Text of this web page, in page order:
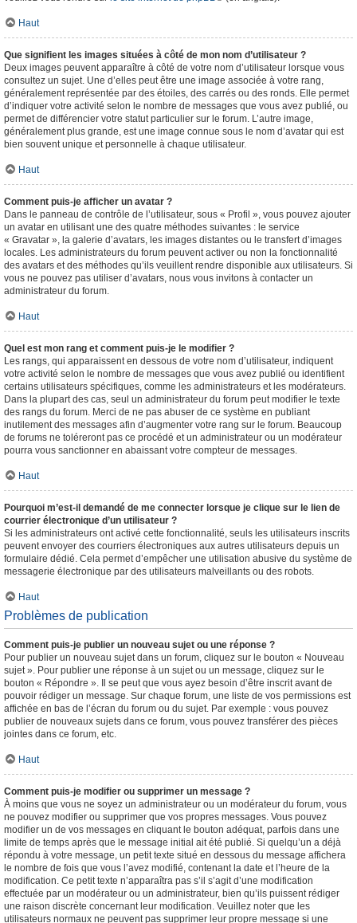
Haut
Que signifient les images situées à côté de mon nom d’utilisateur ?
Deux images peuvent apparaître à côté de votre nom d’utilisateur lorsque vous
consultez un sujet. Une d’elles peut être une image associée à votre rang,
généralement représentée par des étoiles, des carrés ou des ronds. Elle permet
d’indiquer votre activité selon le nombre de messages que vous avez publié, ou
permet de différencier votre statut particulier sur le forum. L’autre image,
généralement plus grande, est une image connue sous le nom d’avatar qui est
bien souvent unique et personnelle à chaque utilisateur.
Haut
Comment puis-je afficher un avatar ?
Dans le panneau de contrôle de l’utilisateur, sous « Profil », vous pouvez ajouter
un avatar en utilisant une des quatre méthodes suivantes : le service
« Gravatar », la galerie d’avatars, les images distantes ou le transfert d’images
locales. Les administrateurs du forum peuvent activer ou non la fonctionnalité
des avatars et des méthodes qu’ils veuillent rendre disponible aux utilisateurs. Si
vous ne pouvez pas utiliser d’avatars, nous vous invitons à contacter un
administrateur du forum.
Haut
Quel est mon rang et comment puis-je le modifier ?
Les rangs, qui apparaissent en dessous de votre nom d’utilisateur, indiquent
votre activité selon le nombre de messages que vous avez publié ou identifient
certains utilisateurs spécifiques, comme les administrateurs et les modérateurs.
Dans la plupart des cas, seul un administrateur du forum peut modifier le texte
des rangs du forum. Merci de ne pas abuser de ce système en publiant
inutilement des messages afin d’augmenter votre rang sur le forum. Beaucoup
de forums ne toléreront pas ce procédé et un administrateur ou un modérateur
pourra vous sanctionner en abaissant votre compteur de messages.
Haut
Pourquoi m’est-il demandé de me connecter lorsque je clique sur le lien de
courrier électronique d’un utilisateur ?
Si les administrateurs ont activé cette fonctionnalité, seuls les utilisateurs inscrits
peuvent envoyer des courriers électroniques aux autres utilisateurs depuis un
formulaire dédié. Cela permet d’empêcher une utilisation abusive du système de
messagerie électronique par des utilisateurs malveillants ou des robots.
Haut
Problèmes de publication
Comment puis-je publier un nouveau sujet ou une réponse ?
Pour publier un nouveau sujet dans un forum, cliquez sur le bouton « Nouveau
sujet ». Pour publier une réponse à un sujet ou un message, cliquez sur le
bouton « Répondre ». Il se peut que vous ayez besoin d’être inscrit avant de
pouvoir rédiger un message. Sur chaque forum, une liste de vos permissions est
affichée en bas de l’écran du forum ou du sujet. Par exemple : vous pouvez
publier de nouveaux sujets dans ce forum, vous pouvez transférer des pièces
jointes dans ce forum, etc.
Haut
Comment puis-je modifier ou supprimer un message ?
À moins que vous ne soyez un administrateur ou un modérateur du forum, vous
ne pouvez modifier ou supprimer que vos propres messages. Vous pouvez
modifier un de vos messages en cliquant le bouton adéquat, parfois dans une
limite de temps après que le message initial ait été publié. Si quelqu’un a déjà
répondu à votre message, un petit texte situé en dessous du message affichera
le nombre de fois que vous l’avez modifié, contenant la date et l’heure de la
modification. Ce petit texte n’apparaîtra pas s’il s’agit d’une modification
effectuée par un modérateur ou un administrateur, bien qu’ils puissent rédiger
une raison discrète concernant leur modification. Veuillez noter que les
utilisateurs normaux ne peuvent pas supprimer leur propre message si une